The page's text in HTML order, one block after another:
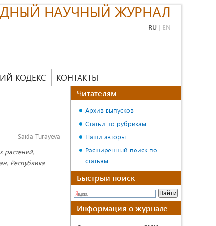
НАУЧНЫЙ ЖУРНАЛ
RU | EN
КОДЕКС КОНТАКТЫ
Saida Turayeva
растений,
Республика
Читателям
Архив выпусков
Статьи по рубрикам
Наши авторы
Расширенный поиск по
статьям
Быстрый поиск
Информация о журнале